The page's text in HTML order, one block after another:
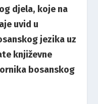
djela, koje na
uvid u
jezika uz
književne
bosanskog